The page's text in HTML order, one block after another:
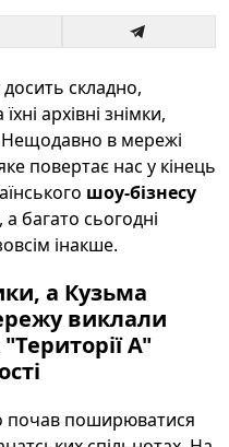
досить складно,
архівні знімки,
Нещодавно в мережі
повертає нас у кінець
шоу-бізнесу
багато сьогодні
інакше.
а Кузьма
виклали
А"
почав поширюватися